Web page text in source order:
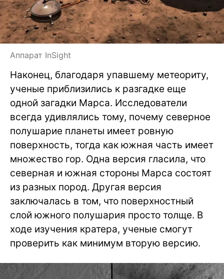
Аппарат InSight
Наконец, благодаря упавшему метеориту,
ученые приблизились к разгадке еще
одной загадки Марса. Исследователи
всегда удивлялись тому, почему северное
полушарие планеты имеет ровную
поверхность, тогда как южная часть имеет
множество гор. Одна версия гласила, что
северная и южная стороны Марса состоят
из разных пород. Другая версия
заключалась в том, что поверхностный
слой южного полушария просто толще. В
ходе изучения кратера, ученые смогут
проверить как минимум вторую версию.